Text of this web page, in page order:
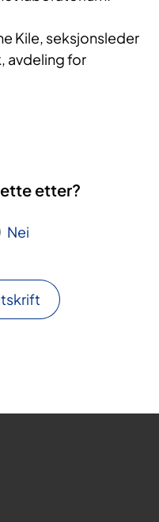
Kile, seksjonsleder
avdeling for
etter?
Nei